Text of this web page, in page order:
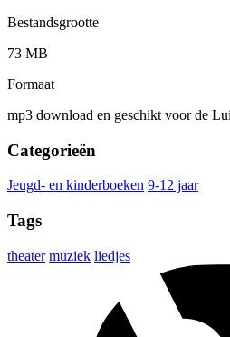
Bestandsgrootte
73 MB
Formaat
mp3 download en geschikt voor de
Categorieën
Jeugd- en kinderboeken 9-12 jaar
Tags
theater muziek liedjes